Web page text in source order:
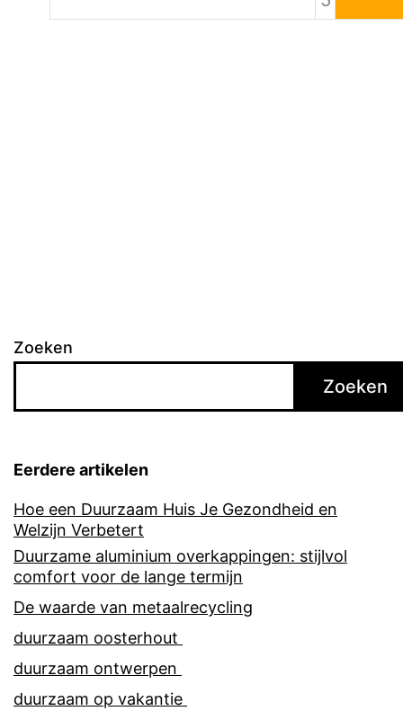
Zoeken
Zoeken
Eerdere artikelen
Hoe een Duurzaam Huis Je Gezondheid en
Welzijn Verbetert
Duurzame aluminium overkappingen: stijlvol
comfort voor de lange termijn
De waarde van metaalrecycling
duurzaam oosterhout
duurzaam ontwerpen
duurzaam op vakantie